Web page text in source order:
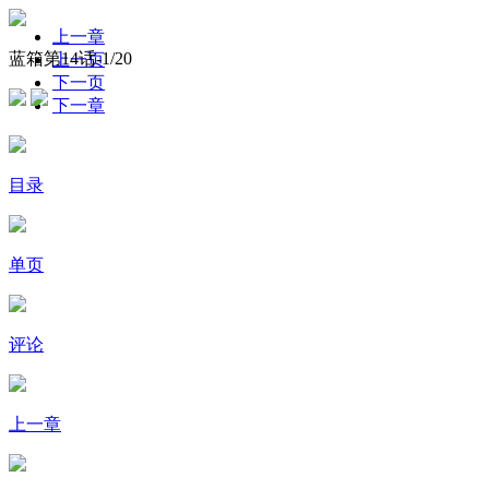
蓝箱第14话-1/20
上一章
上一页
下一页
下一章
目录
单页
评论
上一章